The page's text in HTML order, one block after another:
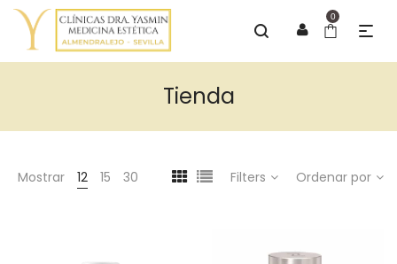
0
Tienda
Mostrar 12 15 30 Filters Ordenar por